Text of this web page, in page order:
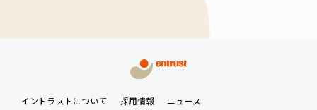
イントラストについて 採用情報 ニュース